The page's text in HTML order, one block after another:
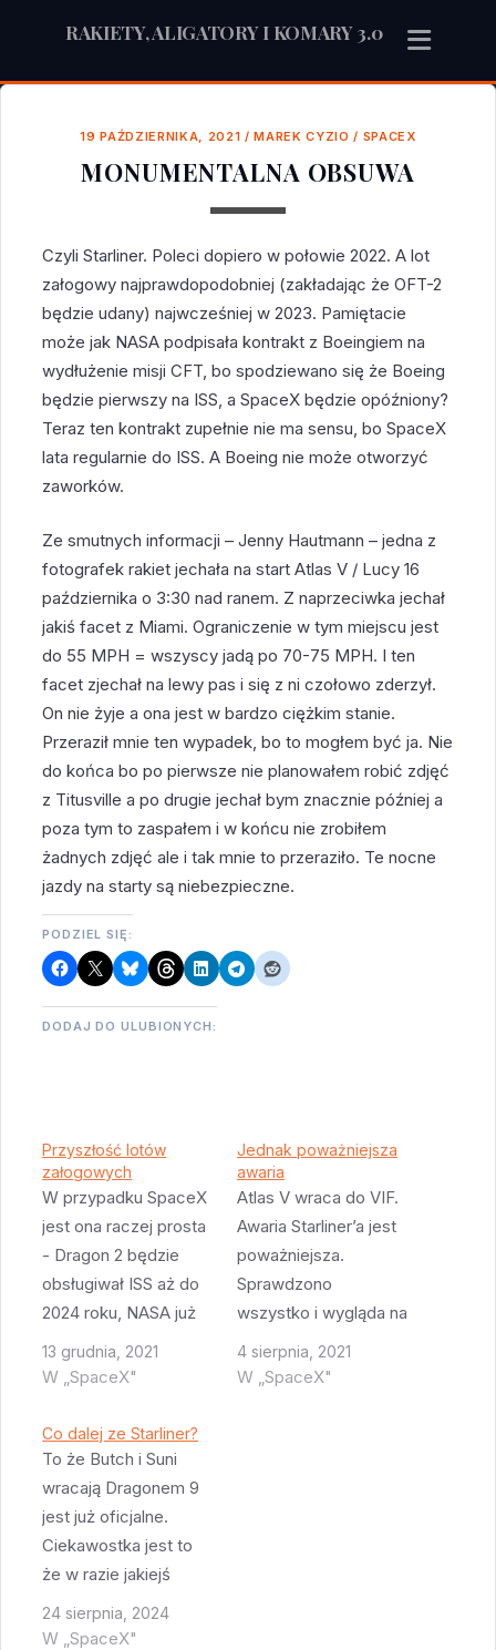
RAKIETY, ALIGATORY I KOMARY 3.0
19 PAŹDZIERNIKA, 2021 /MAREK CYZIO / SPACEX
MONUMENTALNA OBSUWA
Czyli Starliner. Poleci dopiero w połowie 2022. A lot
załogowy najprawdopodobniej (zakładając że OFT-2
będzie udany) najwcześniej w 2023. Pamiętacie
może jak NASA podpisała kontrakt z Boeingiem na
wydłużenie misji CFT, bo spodziewano się że Boeing
będzie pierwszy na ISS, a SpaceX będzie opóźniony?
Teraz ten kontrakt zupełnie nie ma sensu, bo SpaceX
lata regularnie do ISS. A Boeing nie może otworzyć
zaworków.
Ze smutnych informacji – Jenny Hautmann – jedna z
fotografek rakiet jechała na start Atlas V / Lucy 16
października o 3:30 nad ranem. Z naprzeciwka jechał
jakiś facet z Miami. Ograniczenie w tym miejscu jest
do 55 MPH = wszyscy jadą po 70-75 MPH. I ten
facet zjechał na lewy pas i się z ni czołowo zderzył.
On nie żyje a ona jest w bardzo ciężkim stanie.
Przeraził mnie ten wypadek, bo to mogłem być ja. Nie
do końca bo po pierwsze nie planowałem robić zdjęć
z Titusville a po drugie jechał bym znacznie później a
poza tym to zaspałem i w końcu nie zrobiłem
żadnych zdjęć ale i tak mnie to przeraziło. Te nocne
jazdy na starty są niebezpieczne.
PODZIEL SIĘ:
DODAJ DO ULUBIONYCH:
Przyszłość lotów
załogowych
W przypadku SpaceX
jest ona raczej prosta
- Dragon 2 będzie
obsługiwał ISS aż do
2024 roku, NASA już
zakontraktowała te
misje. Jednocześnie
kilka prywatnych misji
do ISS, pierwsza już w
przyszłym roku (21
lutego). Po 2024
można się
spodziewać że
raczej używać
13 grudnia, 2021
W „SpaceX"
Jednak poważniejsza
awaria
Atlas V wraca do VIF.
Awaria Starliner’a jest
poważniejsza.
Sprawdzono
wszystko i wygląda na
to że to jakiś zaworek
wysiadł. Na tyle
4 sierpnia, 2021
W „SpaceX"
Co dalej ze Starliner?
To że Butch i Suni
wracają Dragonem 9
jest już oficjalne.
Ciekawostka jest to
że w razie jakiejś
awarii pomiędzy
odleceniem Starlinera
24 sierpnia, 2024
W „SpaceX"